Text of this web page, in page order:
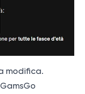
modifica.